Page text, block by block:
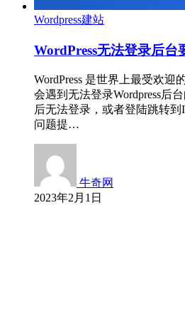
Wordpress建站
WordPress无法登录后台
WordPress 是世界上最受欢迎
会遇到无法登录Wordpress后
后无法登录，或者登陆跳转
问题提…
牛奇网
2023年2月1日